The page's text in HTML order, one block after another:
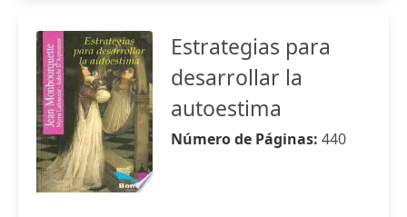
Estrategias para
desarrollar la
autoestima
Número de Páginas: 440